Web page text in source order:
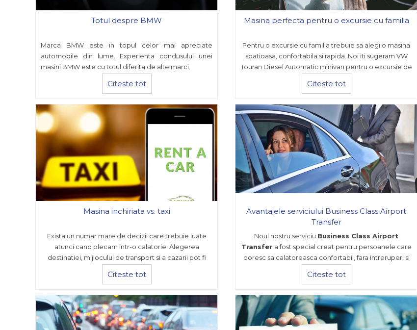
Totul despre BMW
Marca BMW este in topul celor mai apreciate
automobile din lume. Experienta condusului unei
masini BMW este cu totul diferita de alte marci.
Citeste tot
Masina perfecta pentru o excursie cu familia
Pentru o excursie cu familia trebuie sa alegi o masina
spatioasa, confortabila si rapida. Noi iti sugeram VW
Touran Diesel Automatic minivan pentru o excursie de
Citeste tot
Masina inchiriata vs. taxi
Exista un numar mare de decizii care trebuie luate
atunci cand plecam intr-o calatorie. Alegerea
destinatiei, mijlocului de transport si a cazarii pot fi
in care nu am mai fost.
Citeste tot
Avantajele serviciului Business Class Airport
Transfer
Noul nostru serviciu Business Class Airport
Transfer a fost special creat pentru persoanele care
doresc sa calatoreasca confortabil, fara intreruperi si
Citeste tot